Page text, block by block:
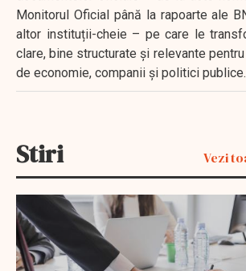
Monitorul Oficial până la rapoarte ale
altor instituții-cheie – pe care le
clare, bine structurate și relevante
de economie, companii și politici publice.
Stiri Vezi